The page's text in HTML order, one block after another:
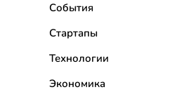
События
Стартапы
Технологии
Экономика